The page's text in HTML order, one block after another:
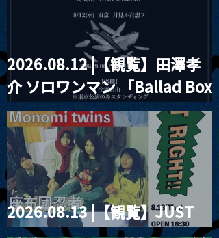
2026.08.12 |【観覧】田澤孝
介 ソロワンマン 「Ballad Box
2026」
2026.08.13 |【観覧】JUST